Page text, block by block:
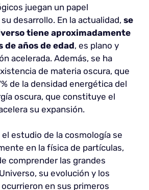
juegan un papel
desarrollo. En la actualidad, se
tiene aproximadamente
de años de edad, es plano y
acelerada. Además, se ha
de materia oscura, que
de la densidad energética del
oscura, que constituye el
su expansión.
el estudio de la cosmología se
en la física de partículas,
comprender las grandes
su evolución y los
en sus primeros